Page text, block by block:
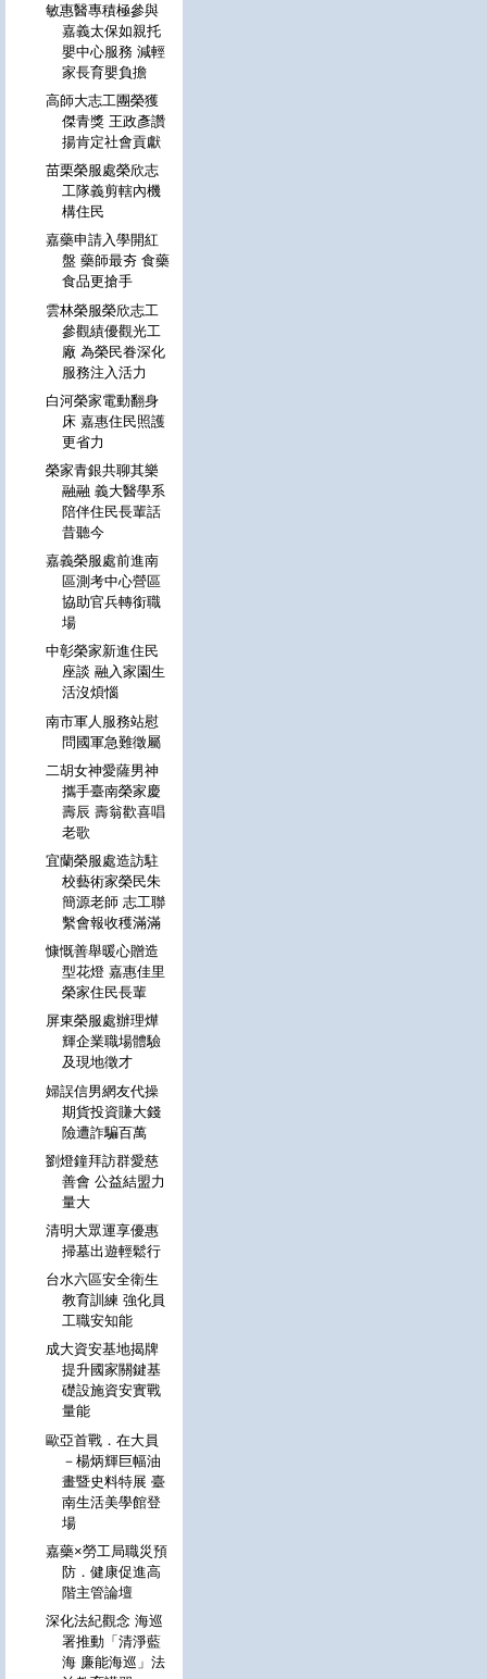
敏惠醫專積極參與
嘉義太保如親托
嬰中心服務 減輕
家長育嬰負擔
高師大志工團榮獲
傑青獎 王政彥讚
揚肯定社會貢獻
苗栗榮服處榮欣志
工隊義剪轄內機
構住民
嘉藥申請入學開紅
盤 藥師最夯 食藥
食品更搶手
雲林榮服榮欣志工
參觀績優觀光工
廠 為榮民眷深化
服務注入活力
白河榮家電動翻身
床 嘉惠住民照護
更省力
榮家青銀共聊其樂
融融 義大醫學系
陪伴住民長輩話
昔聽今
嘉義榮服處前進南
區測考中心營區
協助官兵轉銜職
場
中彰榮家新進住民
座談 融入家園生
活沒煩惱
南市軍人服務站慰
問國軍急難徵屬
二胡女神愛薩男神
攜手臺南榮家慶
壽辰 壽翁歡喜唱
老歌
宜蘭榮服處造訪駐
校藝術家榮民朱
簡源老師 志工聯
繫會報收穫滿滿
慷慨善舉暖心贈造
型花燈 嘉惠佳里
榮家住民長輩
屏東榮服處辦理燁
輝企業職場體驗
及現地徵才
婦誤信男網友代操
期貨投資賺大錢
險遭詐騙百萬
劉燈鐘拜訪群愛慈
善會 公益結盟力
量大
清明大眾運享優惠
掃墓出遊輕鬆行
台水六區安全衛生
教育訓練 強化員
工職安知能
成大資安基地揭牌
提升國家關鍵基
礎設施資安實戰
量能
歐亞首戰．在大員
－楊炳輝巨幅油
畫暨史料特展 臺
南生活美學館登
場
嘉藥×勞工局職災預
防．健康促進高
階主管論壇
深化法紀觀念 海巡
署推動「清淨藍
海 廉能海巡」法